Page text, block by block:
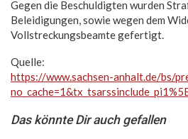
Gegen die Beschuldigten wurden
Beleidigungen, sowie wegen dem
Vollstreckungsbeamte gefertigt.
Quelle:
https://www.sachsen-anhalt.de/bs/
Das könnte Dir auch gefallen